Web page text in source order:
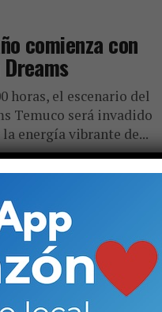
comienza con
horas, el escenario del
Temuco será invadido
energía vibrante de...